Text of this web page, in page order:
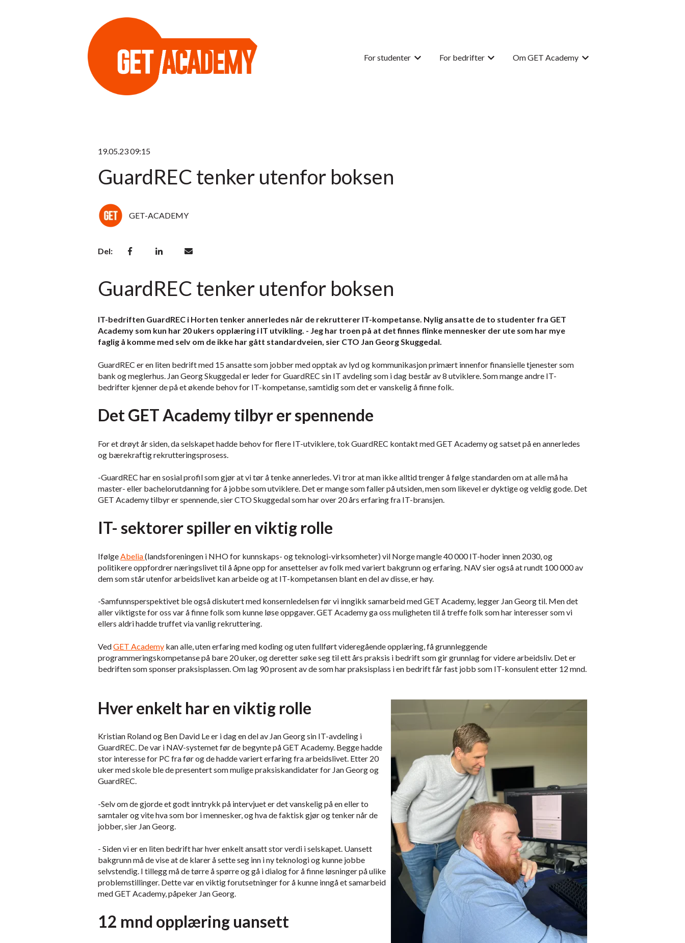
For studenter
Vis undermeny for For studenter
For bedrifter
Vis undermeny for For bedrifter
Om GET Academy
Vis undermeny for Om GET
19.05.23 09:15
GuardREC tenker utenfor boksen
GET-ACADEMY
Del:
GuardREC tenker utenfor boksen
IT-bedriften GuardREC i Horten tenker annerledes når de rekrutterer IT-kompetanse. Nylig ansatte de to studenter fra GET
Academy som kun har 20 ukers opplæring i IT utvikling. - Jeg har troen på at det finnes flinke mennesker der ute som har mye
faglig å komme med selv om de ikke har gått standardveien, sier CTO Jan Georg Skuggedal.
GuardREC er en liten bedrift med 15 ansatte som jobber med opptak av lyd og kommunikasjon primært innenfor finansielle tjenester som
bank og meglerhus. Jan Georg Skuggedal er leder for GuardREC sin IT avdeling som i dag består av 8 utviklere. Som mange andre IT-
bedrifter kjenner de på et økende behov for IT-kompetanse, samtidig som det er vanskelig å finne folk.
Det GET Academy tilbyr er spennende
For et drøyt år siden, da selskapet hadde behov for flere IT-utviklere, tok GuardREC kontakt med GET Academy og satset på en annerledes
og bærekraftig rekrutteringsprosess.
-GuardREC har en sosial profil som gjør at vi tør å tenke annerledes. Vi tror at man ikke alltid trenger å følge standarden om at alle må ha
master- eller bachelorutdanning for å jobbe som utviklere. Det er mange som faller på utsiden, men som likevel er dyktige og veldig gode. Det
GET Academy tilbyr er spennende, sier CTO Skuggedal som har over 20 års erfaring fra IT-bransjen.
IT- sektorer spiller en viktig rolle
Ifølge Abelia(landsforeningen i NHO for kunnskaps- og teknologi-virksomheter) vil Norge mangle 40 000 IT-hoder innen 2030, og
politikere oppfordrer næringslivet til å åpne opp for ansettelser av folk med variert bakgrunn og erfaring. NAV sier også at rundt 100 000 av
dem som står utenfor arbeidslivet kan arbeide og at IT-kompetansen blant en del av disse, er høy.
-Samfunnsperspektivet ble også diskutert med konsernledelsen før vi inngikk samarbeid med GET Academy, legger Jan Georg til. Men det
aller viktigste for oss var å finne folk som kunne løse oppgaver. GET Academy ga oss muligheten til å treffe folk som har interesser som vi
ellers aldri hadde truffet via vanlig rekruttering.
VedGET Academy kan alle, uten erfaring med koding og uten fullført videregående opplæring, få grunnleggende
programmeringskompetanse på bare 20 uker, og deretter søke seg til ett års praksis i bedrift som gir grunnlag for videre arbeidsliv. Det er
bedriften som sponser praksisplassen. Om lag 90 prosent av de som har praksisplass i en bedrift får fast jobb som IT-konsulent etter 12 mnd.
Hver enkelt har en viktig rolle
Kristian Roland og Ben David Le er i dag en del av Jan Georg sin IT-avdeling i
GuardREC. De var i NAV-systemet før de begynte på GET Academy. Begge hadde
stor interesse for PC fra før og de hadde variert erfaring fra arbeidslivet. Etter 20
uker med skole ble de presentert som mulige praksiskandidater for Jan Georg og
GuardREC.
-Selv om de gjorde et godt inntrykk på intervjuet er det vanskelig på en eller to
samtaler og vite hva som bor i mennesker, og hva de faktisk gjør og tenker når de
jobber, sier Jan Georg.
- Siden vi er en liten bedrift har hver enkelt ansatt stor verdi i selskapet. Uansett
bakgrunn må de vise at de klarer å sette seg inn i ny teknologi og kunne jobbe
selvstendig. I tillegg må de tørre å spørre og gå i dialog for å finne løsninger på ulike
problemstillinger. Dette var en viktig forutsetninger for å kunne inngå et samarbeid
med GET Academy, påpeker Jan Georg.
12 mnd opplæring uansett